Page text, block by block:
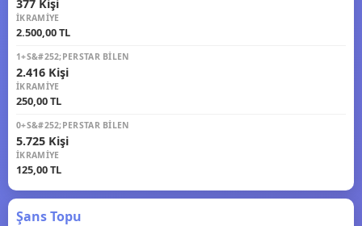
377 Kişi
İKRAMIYE
2.500,00 TL
1+S&#252;PERSTAR BILEN
2.416 Kişi
İKRAMIYE
250,00 TL
0+S&#252;PERSTAR BILEN
5.725 Kişi
İKRAMIYE
125,00 TL
Şans Topu